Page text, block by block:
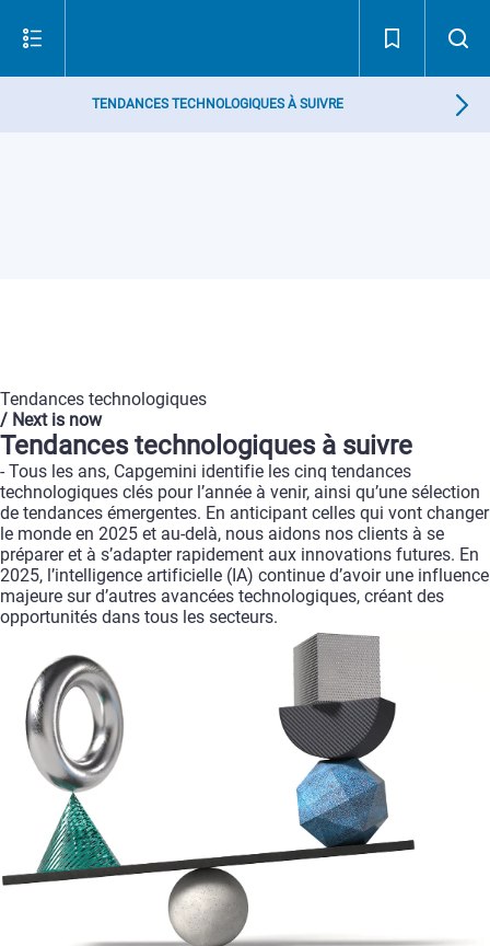
TENDANCES TECHNOLOGIQUES À SUIVRE
Tendances technologiques
/ Next is now
Tendances technologiques à suivre
- Tous les ans, Capgemini identifie les cinq tendances
technologiques clés pour l’année à venir, ainsi qu’une sélection
de tendances émergentes. En anticipant celles qui vont changer
le monde en 2025 et au-delà, nous aidons nos clients à se
préparer et à s’adapter rapidement aux innovations futures. En
2025, l’intelligence artificielle (IA) continue d’avoir une influence
majeure sur d’autres avancées technologiques, créant des
opportunités dans tous les secteurs.